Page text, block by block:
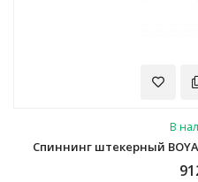
В
Спиннинг штекерный BOYA